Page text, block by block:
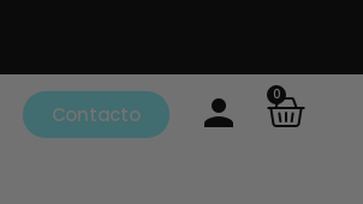
Contacto
0